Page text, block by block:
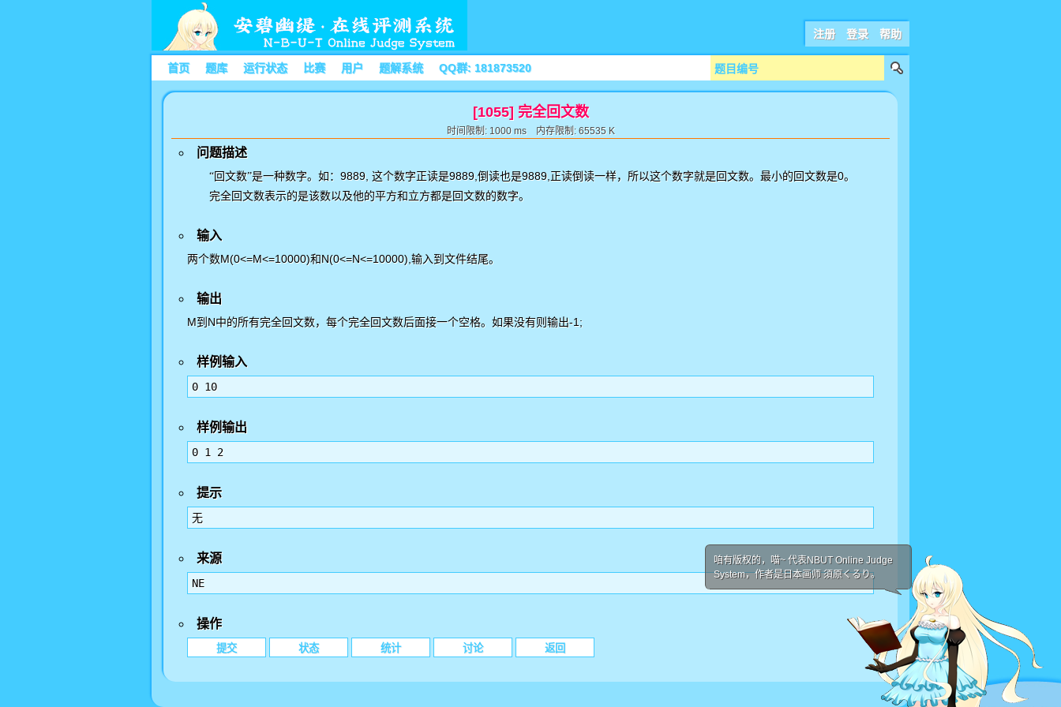
注册 登录 帮助
首页 题库 运行状态 比赛 用户 题解系统 QQ群: 181873520
[1055] 完全回文数
时间限制: 1000 ms 内存限制: 65535 K
问题描述
“回文数”是一种数字。如： 9889, 这个数字正读是9889, 倒读也是9889, 正读倒读一样，所以这个数字就是回文数。最小的回文数是0。
完全回文数表示的是该数以及他的平方和立方都是回文数的数字。
输入
两个数M(0<=M<=10000)和N(0<=N<=10000),输入到文件结尾。
输出
M到N中的所有完全回文数，每个完全回文数后面接一个空格。如果没有则输出-1;
样例输入
0 10
样例输出
0 1 2
提示
无
来源
NE
操作
咱有版权的，喵~ 代表NBUT Online Judge
System，作者是日本画师 須原くるり。